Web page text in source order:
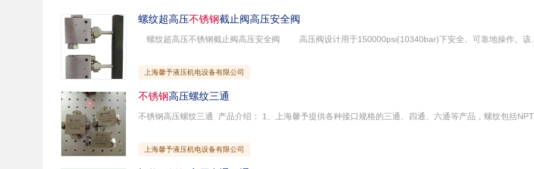
螺纹超高压不锈钢截止阀高压安全阀
螺纹超高压不锈钢截止阀高压安全阀 高压阀设计用于150000psi(10340bar)下安全、可靠地操作。该阀可靠性高，其重要特征使其广泛应用于各种环境。非旋转阀杆防止开关阀时磨损阀杆和阀座;金属对金属阀座提供泡沫式紧闭开关，延长阀杆/座在磨蚀性流体中的寿命，增加重复开关的可靠性，具有较好的耐腐蚀性能;压缩的聚四氟乙烯涂层确保阀杆和阀体密封的可靠性、阀杆套和密封杆材料可延长螺纹寿命，减小操作阀的手柄力矩;手动阀的选择:确了袅你根据自己的要求订制高压阀。您的选择有五种不同类型的阀体：多种材料和阀杆类型；权限温度模式
上海馨予液压机电设备有限公司
不锈钢高压螺纹三通
上海馨予液压机电设备有限公司